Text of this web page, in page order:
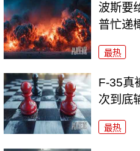
波斯要
普忙递
最热
F-35真
次到底
最热